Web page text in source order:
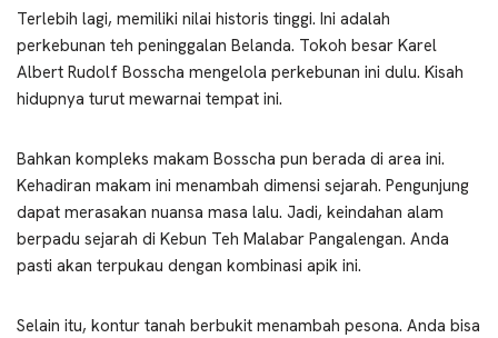
Terlebih lagi, memiliki nilai historis tinggi. Ini adalah
perkebunan teh peninggalan Belanda. Tokoh besar Karel
Albert Rudolf Bosscha mengelola perkebunan ini dulu. Kisah
hidupnya turut mewarnai tempat ini.
Bahkan kompleks makam Bosscha pun berada di area ini.
Kehadiran makam ini menambah dimensi sejarah. Pengunjung
dapat merasakan nuansa masa lalu. Jadi, keindahan alam
berpadu sejarah di Kebun Teh Malabar Pangalengan. Anda
pasti akan terpukau dengan kombinasi apik ini.
Selain itu, kontur tanah berbukit menambah pesona. Anda bisa